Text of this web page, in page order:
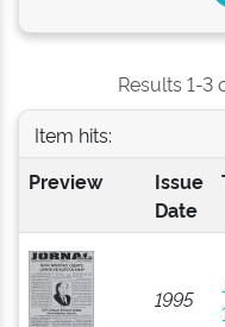
Results 1-3
Item hits:
Preview
Issue
Date
1995